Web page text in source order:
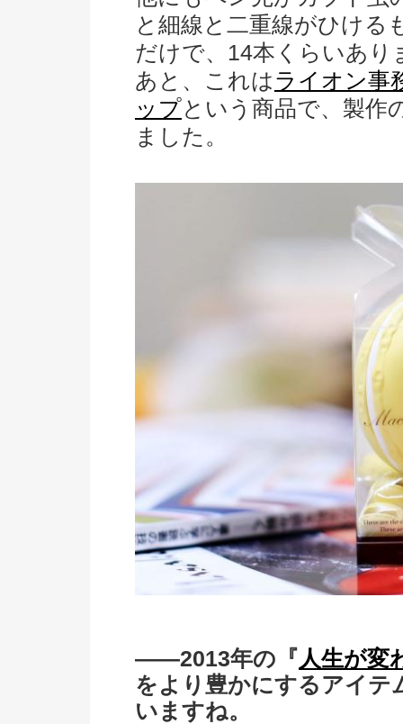
と細線と二重線がひける
だけで、14本くらいあり
あと、これはライオン事
ップという商品で、製作
ました。
――2013年の『人生が変
をより豊かにするアイテ
いますね。